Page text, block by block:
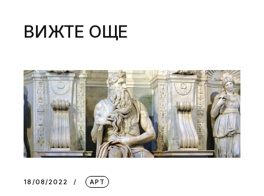
ВИЖТЕ ОЩЕ
18/08/2022 АРТ